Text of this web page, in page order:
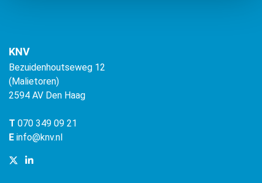
KNV
Bezuidenhoutseweg 12
(Malietoren)
2594 AV Den Haag
T 070 349 09 21
E info@knv.nl